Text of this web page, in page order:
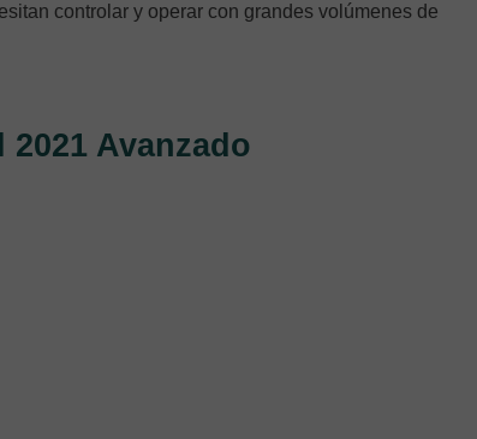
controlar y operar con grandes volúmenes de
Avanzado